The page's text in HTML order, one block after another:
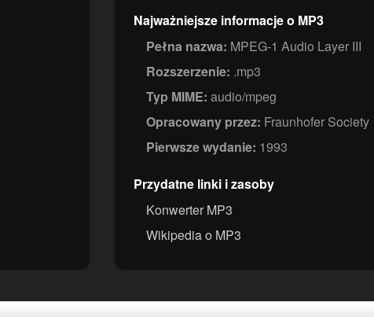
Najważniejsze informacje o MP3
Pełna nazwa: MPEG-1 Audio Layer III
Rozszerzenie: .mp3
Typ MIME: audio/mpeg
Opracowany przez: Fraunhofer Society
Pierwsze wydanie: 1993
Przydatne linki i zasoby
Konwerter MP3
Wikipedia o MP3